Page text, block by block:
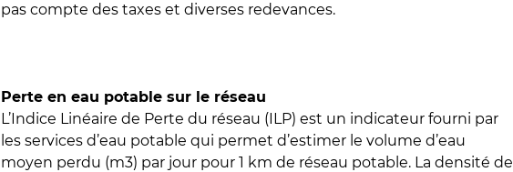
pas compte des taxes et diverses redevances.
Perte en eau potable sur le réseau
L’Indice Linéaire de Perte du réseau (ILP) est un indicateur fourni par
les services d’eau potable qui permet d’estimer le volume d’eau
moyen perdu (m3) par jour pour 1 km de réseau potable. La densité de